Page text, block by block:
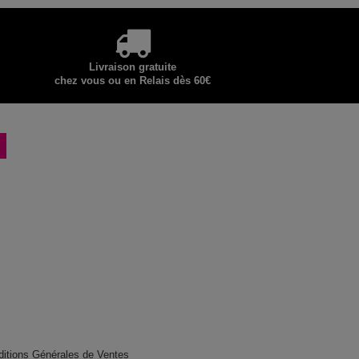
Livraison gratuite
chez vous ou en Relais dès 60€
Générales de Ventes